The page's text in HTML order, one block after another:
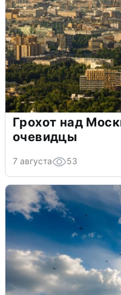
Грохот над
очевидцы
7 августа 53